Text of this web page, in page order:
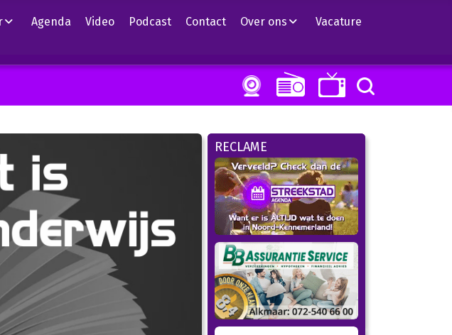
Agenda Video Podcast Contact Over ons Vacature
RECLAME